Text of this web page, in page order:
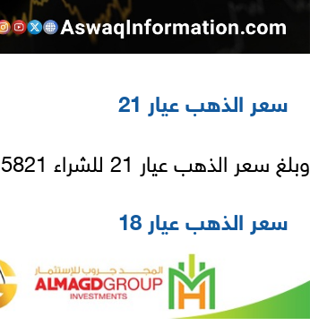
سعر الذهب عيار 21
وبلغ سعر الذهب عيار 21 للشراء 5821 جنيهًا و للبيع 5825 جنيهًا .
سعر الذهب عيار 18